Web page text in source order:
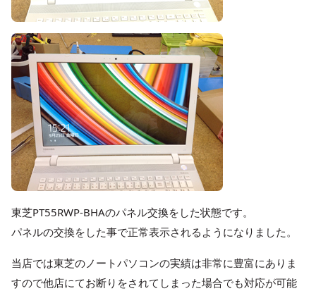
東芝PT55RWP-BHAのパネル交換をした状態です。
パネルの交換をした事で正常表示されるようになりました。
当店では東芝のノートパソコンの実績は非常に豊富にありま
すので他店にてお断りをされてしまった場合でも対応が可能